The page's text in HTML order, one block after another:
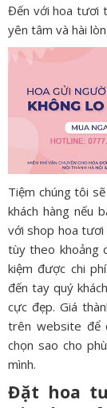
Đến với hoa tươi
yên tâm và hài
Tiệm chúng tôi
khách hàng nếu
với shop hoa tươi
tùy theo khoảng
kiệm được chi
đến tay quý
cực đẹp. Giá
trên website để
chọn sao cho
mình.
Đặt hoa